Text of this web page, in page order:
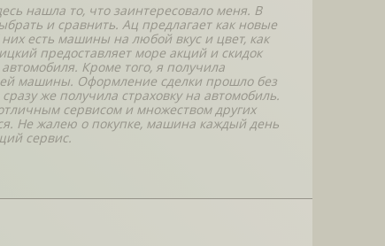
нашла то, что заинтересовало меня. В
и сравнить. Ац предлагает как новые
есть машины на любой вкус и цвет, как
предоставляет море акций и скидок
Кроме того, я получила
машины. Оформление сделки прошло без
же получила страховку на автомобиль.
сервисом и множеством других
Не жалею о покупке, машина каждый день
сервис.